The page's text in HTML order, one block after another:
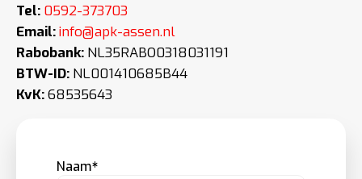
Tel: 0592-373703
Email:info@apk-assen.nl
Rabobank: NL35RABO0318031191
BTW-ID: NL001410685B44
KvK:68535643
Naam